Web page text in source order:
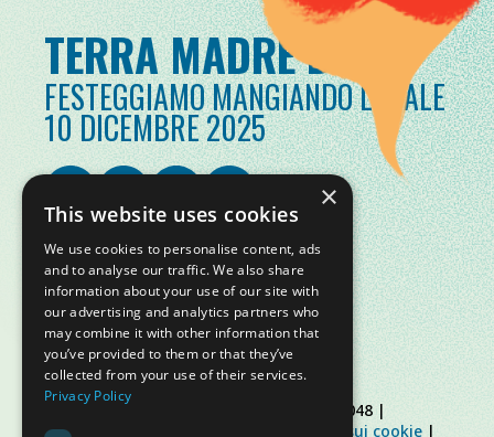
TERRA MADRE DAY
FESTEGGIAMO MANGIANDO LOCALE
10 DICEMBRE 2025
© Slow Food Foundation | C.F. 91019770048 |
Informativa sulla privacy
Informativa sui cookie |
×
This website uses cookies
We use cookies to personalise content, ads
and to analyse our traffic. We also share
information about your use of our site with
our advertising and analytics partners who
may combine it with other information that
you’ve provided to them or that they’ve
collected from your use of their services.
Privacy Policy